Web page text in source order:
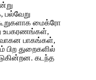
பல்வேறு
மைக்ரோ
உபகரணங்கள்,
பாகங்கள்,
பிற துறைகளில்
கடந்த